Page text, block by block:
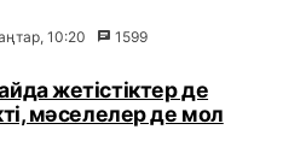
10:20 1599
жетістіктер де
мәселелер де мол